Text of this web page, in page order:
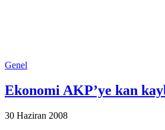
Genel
Ekonomi AKP’ye kan
30 Haziran 2008